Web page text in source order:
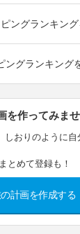
ングランキング
ングランキング
を作ってみま
おりのように自
とめて登録も！
計画を作成する